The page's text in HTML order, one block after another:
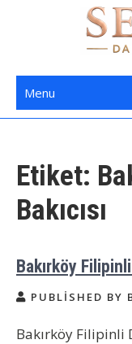
Seymen
Menu
Etiket:
Bakıcısı
Bakırköy Filipinli
PUBLISHED BY
Bakırköy Filipinli